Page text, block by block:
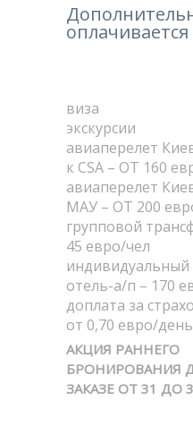
оплачивается
виза
экскурсии
авиаперелет
к CSA – ОТ 160
авиаперелет
МАУ – ОТ 200
групповой
45 евро/чел
индивидуальный
отель-а/п – 170
доплата за
от 0,70 евро/
АКЦИЯ РАННЕГО
БРОНИРОВАНИЯ
ЗАКАЗЕ ОТ 31 ДО